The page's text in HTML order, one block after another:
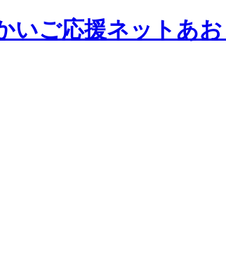
いご応援ネットあ